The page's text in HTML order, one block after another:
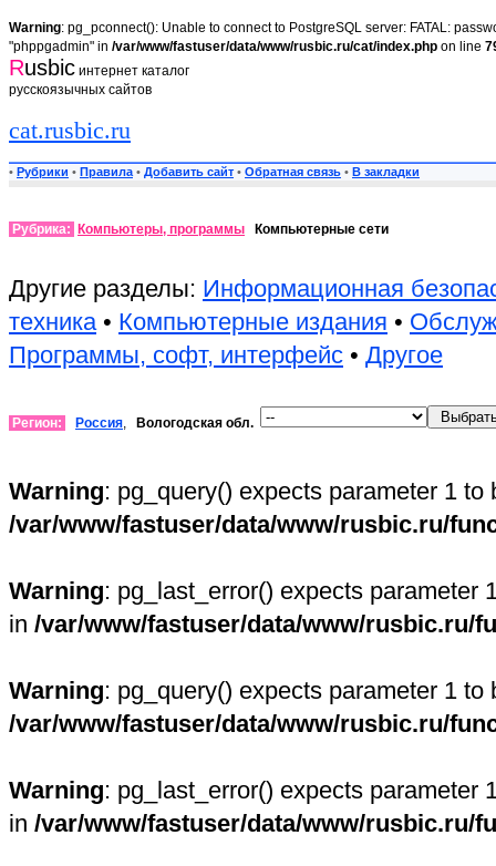
Warning: pg_pconnect(): Unable to connect to PostgreSQL server: FATAL:
"phppgadmin" in /var/www/fastuser/data/www/rusbic.ru/cat/index.php on line
Rusbic интернет каталог
русскоязычных сайтов
cat.rusbic.ru
• Рубрики • Правила • Добавить сайт • Обратная связь • В закладки
Рубрика: Компьютеры, программы Компьютерные сети
Другие разделы: Информационная
техника• Компьютерные издания •
Программы, софт, интерфейс • Другое
Регион: Россия, Вологодская обл.
Warning: pg_query() expects parameter 1
/var/www/fastuser/data/www/rusbic.ru/
Warning: pg_last_error() expects parameter
in /var/www/fastuser/data/www/rusbic.ru/
Warning: pg_query() expects parameter 1
/var/www/fastuser/data/www/rusbic.ru/
Warning: pg_last_error() expects parameter
in /var/www/fastuser/data/www/rusbic.ru/